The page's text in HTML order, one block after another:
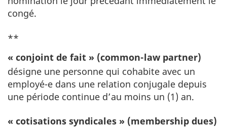
congé.
**
« conjoint de fait » (common-law partner)
désigne une personne qui cohabite avec un
employé-e dans une relation conjugale depuis
une période continue d’au moins un (1) an.
« cotisations syndicales » (membership dues)